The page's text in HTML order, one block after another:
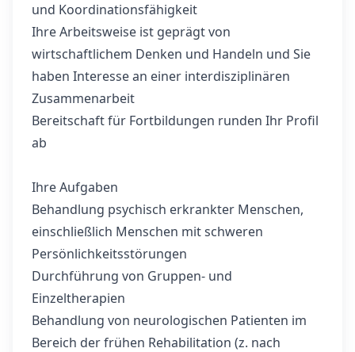
und Koordinationsfähigkeit
Ihre Arbeitsweise ist geprägt von
wirtschaftlichem Denken und Handeln und Sie
haben Interesse an einer interdisziplinären
Zusammenarbeit
Bereitschaft für Fortbildungen runden Ihr Profil
ab
Ihre Aufgaben
Behandlung psychisch erkrankter Menschen,
einschließlich Menschen mit schweren
Persönlichkeitsstörungen
Durchführung von Gruppen- und
Einzeltherapien
Behandlung von neurologischen Patienten im
Bereich der frühen Rehabilitation (z. nach